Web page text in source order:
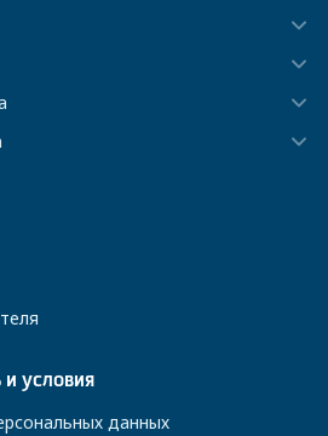
условия
данных